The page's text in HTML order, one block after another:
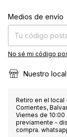
Entregas para el CP:
Medios de envío
No sé mi código
Nuestro local
Retiro en el local
Corrientes,
Viernes de 10:00
previamente -
compra.